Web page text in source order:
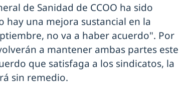
de Sanidad de CCOO ha sido
hay una mejora sustancial en la
no va a haber acuerdo". Por
a mantener ambas partes este
que satisfaga a los sindicatos, la
sin remedio.